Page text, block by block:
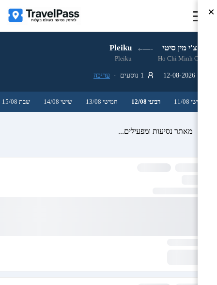
הו צ'י מין סיטי Pleiku
Ho Chi Minh City
Pleiku
עריכה
שלישי 11/08 רביעי 12/08 חמישי 13/08 שישי 14/08 שבת 15/08
מאתר נסיעות ומפעילים...
×